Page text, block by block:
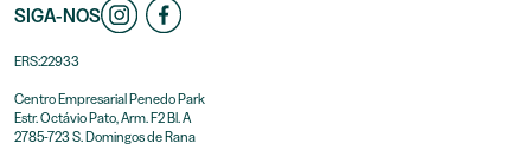
SIGA-NOS
ERS:22933
Centro Empresarial Penedo Park
Estr. Octávio Pato, Arm. F2 Bl. A
2785-723 S. Domingos de Rana